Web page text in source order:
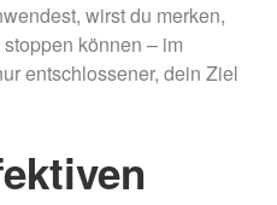
wirst du merken,
können – im
entschlossener, dein Ziel